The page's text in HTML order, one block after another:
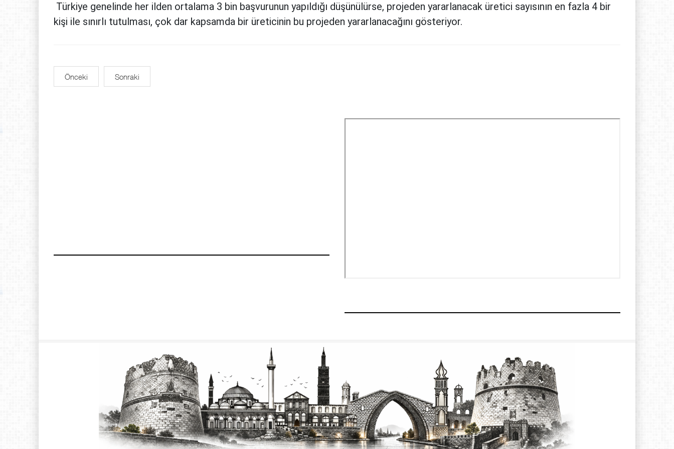
Türkiye genelinde her ilden ortalama 3 bin başvurunun yapıldığı düşünülürse, projeden yararlanacak üretici sayısının en fazla 4 bir
kişi ile sınırlı tutulması, çok dar kapsamda bir üreticinin bu projeden yararlanacağını gösteriyor.
Önceki Sonraki